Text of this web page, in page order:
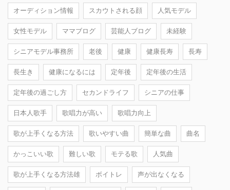
オーディション情報 スカウトされる顔 人気モデル
女性モデル ママブログ 芸能人ブログ 未経験
シニアモデル事務所 老後 健康 健康長寿 長寿
長生き 健康になるには 定年後 定年後の生活
定年後の過ごし方 セカンドライフ シニアの仕事
日本人歌手 歌唱力が高い 歌唱力向上
歌が上手くなる方法 歌いやすい曲 簡単な曲 曲名
かっこいい歌 難しい歌 モテる歌 人気曲
歌が上手くなる方法雄 ボイトレ 声が出なくなる